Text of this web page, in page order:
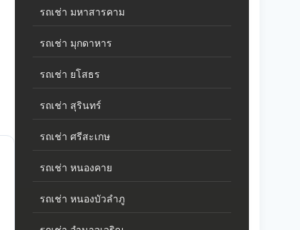
รถเช่า มหาสารคาม
รถเช่า มุกดาหาร
รถเช่า ยโสธร
รถเช่า สุรินทร์
รถเช่า ศรีสะเกษ
รถเช่า หนองคาย
รถเช่า หนองบัวลำภู